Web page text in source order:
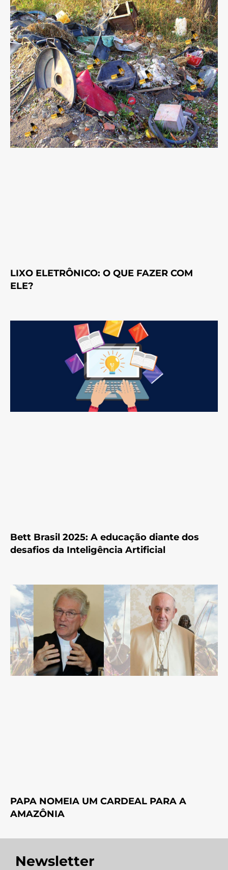
LIXO ELETRÔNICO: O QUE FAZER COM
ELE?
Bett Brasil 2025: A educação diante dos
desafios da Inteligência Artificial
PAPA NOMEIA UM CARDEAL PARA A
AMAZÔNIA
Newsletter